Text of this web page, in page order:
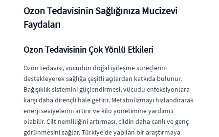
Ozon Tedavisinin Sağlığınıza Mucizevi
Faydaları
Ozon Tedavisinin Çok Yönlü Etkileri
Ozon tedavisi, vücudun doğal iyileşme süreçlerini
destekleyerek sağlığa çeşitli açılardan katkıda bulunur.
Bağışıklık sistemini güçlendirmesi, vücudu enfeksiyonlara
karşı daha dirençli hale getirir. Metabolizmayı hızlandırarak
enerji seviyelerini artırır ve kilo yönetimine yardımcı
olabilir. Cilt nemliliğini artırması, cildin daha canlı ve genç
görünmesini sağlar. Türkiye'de yapılan bir araştırmaya